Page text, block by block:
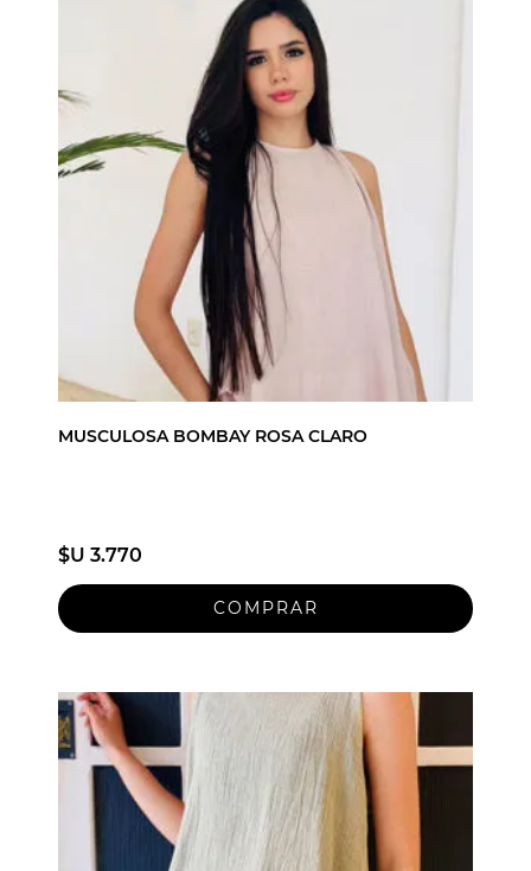
MUSCULOSA BOMBAY ROSA CLARO
$U 3.770